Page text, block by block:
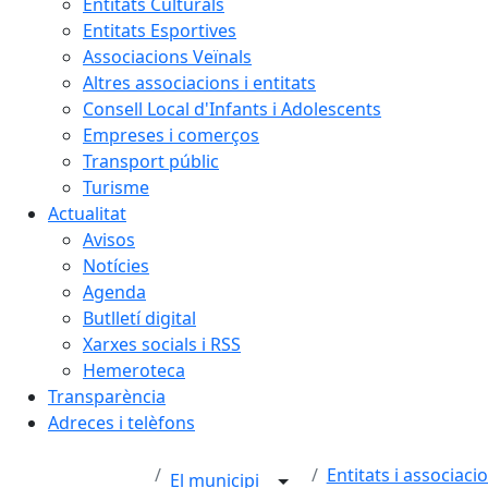
Entitats Esportives
Associacions Veïnals
Altres associacions i entitats
Consell Local d'Infants i Adolescents
Empreses i comerços
Transport públic
Turisme
Actualitat
Avisos
Notícies
Agenda
Butlletí digital
Xarxes socials i RSS
Hemeroteca
Transparència
Adreces i telèfons
El municipi Entitats i